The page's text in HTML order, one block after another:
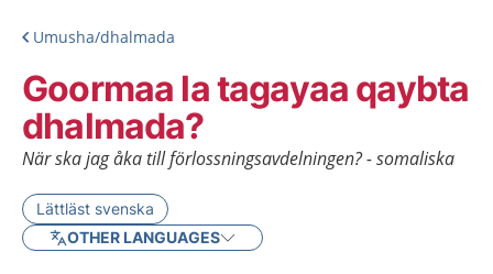
Umusha/dhalmada
Goormaa la tagayaa qaybta
dhalmada?
När ska jag åka till förlossningsavdelningen? - somaliska
Lättläst svenska
OTHER LANGUAGES